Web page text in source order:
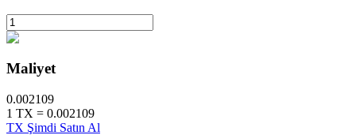
Maliyet
0.002109
1 TX = 0.002109
TX Şimdi Satın Al